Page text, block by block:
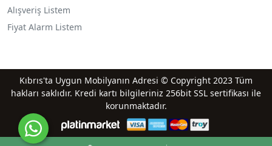
Alışveriş Listem
Fiyat Alarm Listem
Kıbrıs'ta Uygun Mobilyanın Adresi © Copyright 2023 Tüm
hakları saklıdır. Kredi kartı bilgileriniz 256bit SSL sertifikası ile
korunmaktadır.